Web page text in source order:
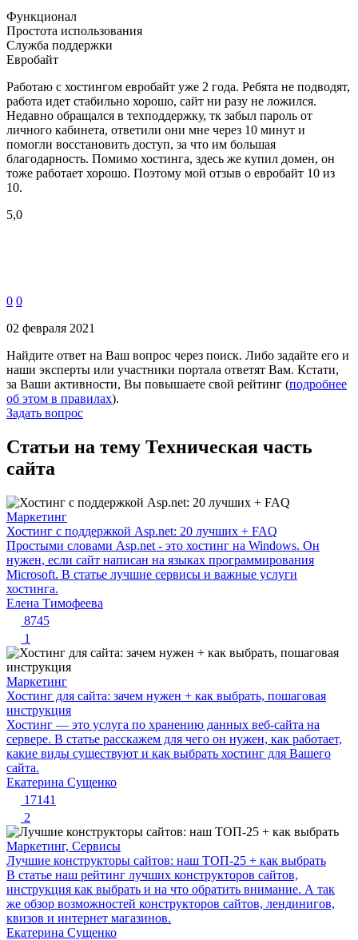
Функционал
Простота использования
Служба поддержки
Евробайт
Работаю с хостингом евробайт уже 2 года. Ребята не подводят,
работа идет стабильно хорошо, сайт ни разу не ложился.
Недавно обращался в техподдержку, тк забыл пароль от
личного кабинета, ответили они мне через 10 минут и
помогли восстановить доступ, за что им большая
благодарность. Помимо хостинга, здесь же купил домен, он
тоже работает хорошо. Поэтому мой отзыв о евробайт 10 из
10.
5,0
0 0
02 февраля 2021
Найдите ответ на Ваш вопрос через поиск. Либо задайте его и
наши эксперты или участники портала ответят Вам. Кстати,
за Ваши активности, Вы повышаете свой рейтинг (подробнее
об этом в правилах).
Задать вопрос
Статьи на тему Техническая часть
сайта
Маркетинг
Хостинг с поддержкой Asp.net: 20 лучших + FAQ
Простыми словами Asp.net - это хостинг на Windows. Он
нужен, если сайт написан на языках программирования
Microsoft. В статье лучшие сервисы и важные услуги
хостинга.
Елена Тимофеева
8745
1
Маркетинг
Хостинг для сайта: зачем нужен + как выбрать, пошаговая
инструкция
Хостинг — это услуга по хранению данных веб-сайта на
сервере. В статье расскажем для чего он нужен, как работает,
какие виды существуют и как выбрать хостинг для Вашего
сайта.
Екатерина Сущенко
17141
2
Маркетинг, Сервисы
Лучшие конструкторы сайтов: наш ТОП-25 + как выбрать
В статье наш рейтинг лучших конструкторов сайтов,
инструкция как выбрать и на что обратить внимание. А так
же обзор возможностей конструкторов сайтов, лендинигов,
квизов и интернет магазинов.
Екатерина Сущенко